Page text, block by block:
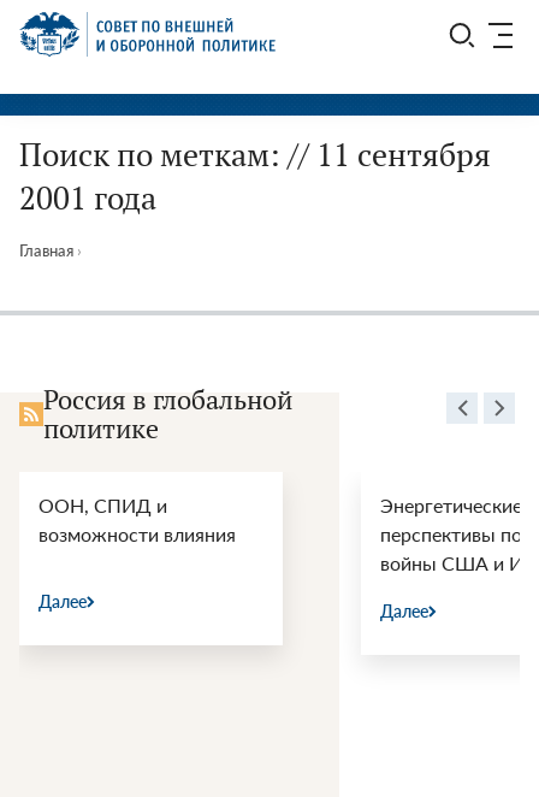
Перейти
СВОП
Поиск по меткам: // 11 сентября
2001 года
Главная ›
Россия в глобальной
политике
ООН, СПИД и
возможности влияния
Далее
Энергетические
перспективы
войны США и
Далее